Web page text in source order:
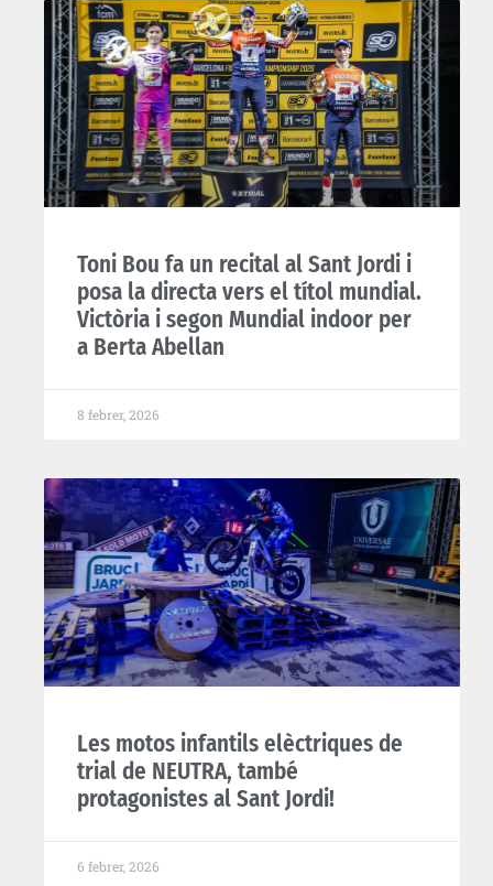
Toni Bou fa un recital al Sant Jordi i
posa la directa vers el títol mundial.
Victòria i segon Mundial indoor per
a Berta Abellan
8 febrer, 2026
Les motos infantils elèctriques de
trial de NEUTRA, també
protagonistes al Sant Jordi!
6 febrer, 2026